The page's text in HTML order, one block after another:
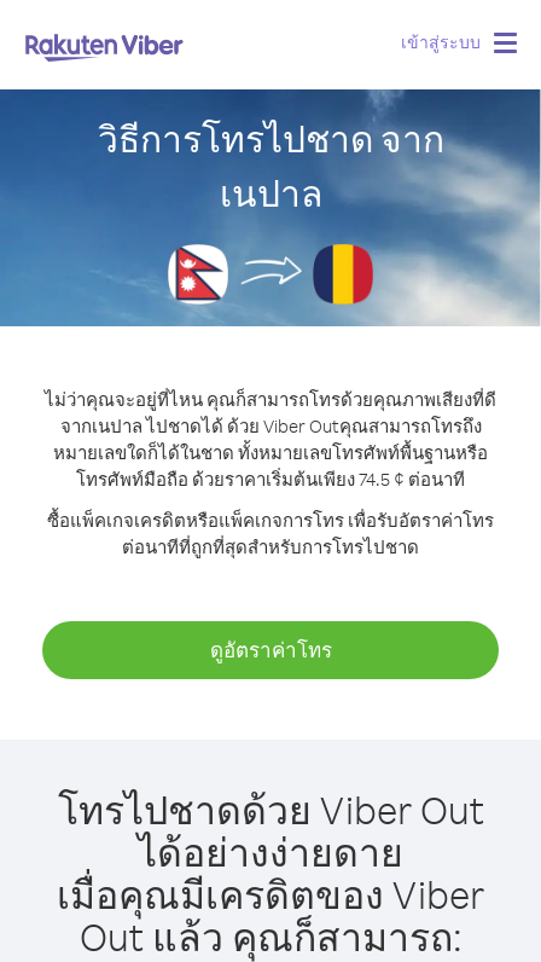
เข้าสู่ระบบ
วิธีการโทรไปชาด จาก
เนปาล
ไม่ว่าคุณจะอยู่ที่ไหน คุณก็สามารถโทรด้วยคุณภาพเสียงที่ดี
จากเนปาล ไปชาดได้ ด้วย Viber Outคุณสามารถโทรถึง
หมายเลขใดก็ได้ในชาด ทั้งหมายเลขโทรศัพท์พื้นฐานหรือ
โทรศัพท์มือถือ ด้วยราคาเริ่มต้นเพียง 74.5 ¢ ต่อนาที
ซื้อแพ็คเกจเครดิตหรือแพ็คเกจการโทร เพื่อรับอัตราค่าโทร
ต่อนาทีที่ถูกที่สุดสำหรับการโทรไปชาด
ดูอัตราค่าโทร
โทรไปชาดด้วย Viber Out
ได้อย่างง่ายดาย
เมื่อคุณมีเครดิตของ Viber
Out แล้ว คุณก็สามารถ: